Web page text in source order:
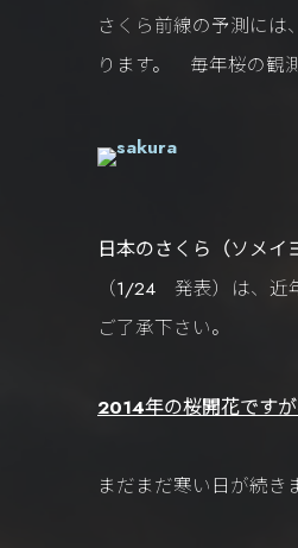
さくら前線の予測には
ります。 毎年桜の観
日本のさくら（ソメ
（1/24 発表）は、近
ご了承下さい。
2014年の桜開花です
まだまだ寒い日が続き